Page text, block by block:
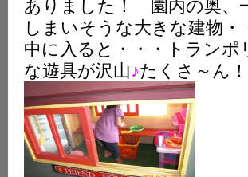
ありました！ 園内の奥、
しまいそうな大きな建物・
中に入ると・・・トラン
な遊具が沢山♪たくさ～ん！